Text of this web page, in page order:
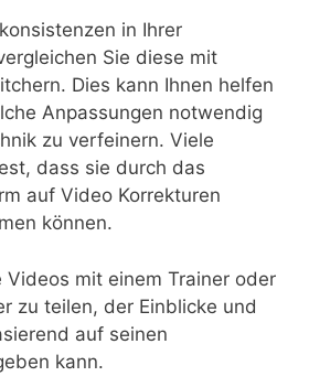
in Ihrer
Sie diese mit
Dies kann Ihnen helfen
Anpassungen notwendig
zu verfeinern. Viele
dass sie durch das
auf Video Korrekturen
können.
Videos mit einem Trainer oder
zu teilen, der Einblicke und
auf seinen
kann.